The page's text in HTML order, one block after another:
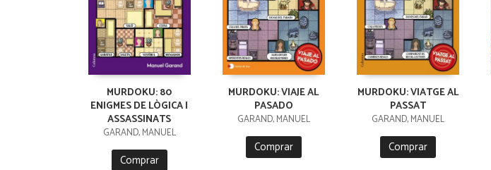
MURDOKU: 80
ENIGMES DE LÒGICA I
ASSASSINATS
GARAND, MANUEL
Comprar
MURDOKU: VIAJE AL
PASADO
GARAND, MANUEL
Comprar
MURDOKU: VIATGE AL
PASSAT
GARAND, MANUEL
Comprar